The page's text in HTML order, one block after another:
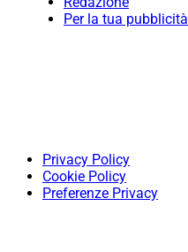
Per la tua pubblicità
Privacy Policy
Cookie Policy
Preferenze Privacy